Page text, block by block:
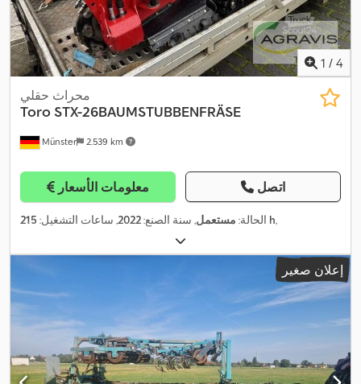
1 / 4
Münster 2.539 km
محراث حقلي
Toro STX-26BAUMSTUBBENFRÄSE
معلومات الأسعار اتصل
الحالة: مستعمل, سنة الصنع:2022, ساعات التشغيل: 215 h,
إعلان صغير